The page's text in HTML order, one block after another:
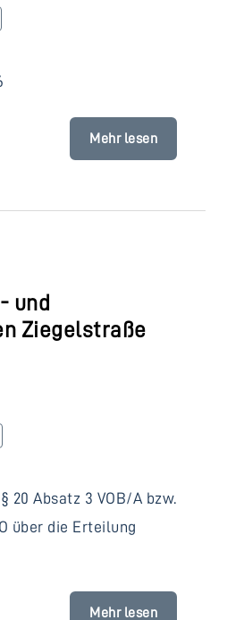
Mehr lesen
und
Ziegelstraße
20 Absatz 3 VOB/A bzw.
über die Erteilung
Mehr lesen